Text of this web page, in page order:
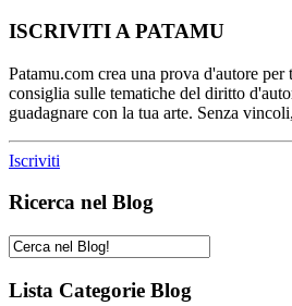
ISCRIVITI A PATAMU
Patamu.com crea una prova d'autore per
consiglia sulle tematiche del diritto
guadagnare con la tua arte. Senza
Iscriviti
Ricerca nel Blog
Lista Categorie Blog